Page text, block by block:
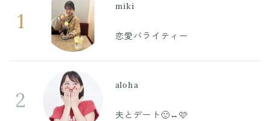
1
miki
恋愛バライティー
2
aloha
夫とデート🙂‍↔️🩷